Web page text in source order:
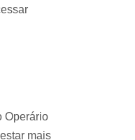
Operário
mais